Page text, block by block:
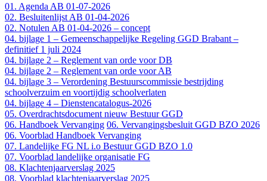
01. Agenda AB 01-07-2026
02. Besluitenlijst AB 01-04-2026
02. Notulen AB 01-04-2026 – concept
04. bijlage 1 – Gemeenschappelijke Regeling GGD Brabant –
definitief 1 juli 2024
04. bijlage 2 – Reglement van orde voor DB
04. bijlage 2 – Reglement van orde voor AB
04. bijlage 3 – Verordening Bestuurscommissie bestrijding
schoolverzuim en voortijdig schoolverlaten
04. bijlage 4 – Dienstencatalogus-2026
05. Overdrachtsdocument nieuw Bestuur GGD
06. Handboek Vervanging 06. Vervangingsbesluit GGD BZO 2026
06. Voorblad Handboek Vervanging
07. Landelijke FG NL i.o Bestuur GGD BZO 1.0
07. Voorblad landelijke organisatie FG
08. Klachtenjaarverslag 2025
08. Voorblad klachtenjaarverslag 2025